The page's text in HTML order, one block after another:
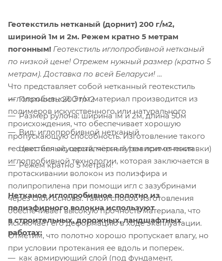
Геотекстиль нетканый (дорнит) 200 г/м2,
шириной 1м и 2м. Режем кратно 5 метрам
погонным! Геотекстиль иглопробивной нетканый
по низкой цене! Отрежем нужный размер (кратно 5
метрам). Доставка по всей Беларуси!
Что представляет собой нетканный геотекстиль
иглопробивной. Этот материал производится из
полимеров искусственного или натурального
происхождения, что обеспечивает хорошую
пропускающую способность. Изготовление такого
геотекстиля осуществляется путем применения
иглопробивной технологии, которая заключается в
протаскивании волокон из полиэфира и
полипропилена при помощи игл с зазубринами
через слои основы. Такой способ изготовления
обеспечивает высокую прочность материала, что
исключает его деформацию в ходе эксплуатации.
Отметим, что полотно хорошо пропускает влагу, но
при условии протекания ее вдоль и поперек.
Плотность: 200 г/м2
Размер рулона: ширина 1м и 2м, длина 50м
Вид: иглопробивной нетканый
Цвет: белый, серый, чёрный (зависит от поставки)
Режем кратно 5 метрам!
Нетканое иглопробивное полотно из
полиэфирного волокна используют
в строительных, дорожных, ландшафтных
работах:
как армирующий слой (под фундамент,